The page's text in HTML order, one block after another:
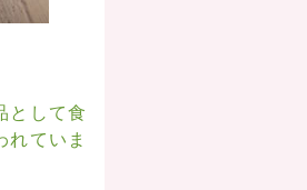
として食
ていま